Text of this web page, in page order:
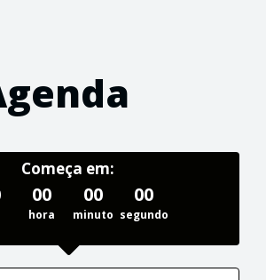
Começa em:
00
hora
00
minuto
00
segundo